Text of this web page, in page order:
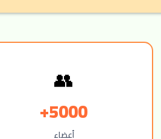
👥
5000+
أعضاء